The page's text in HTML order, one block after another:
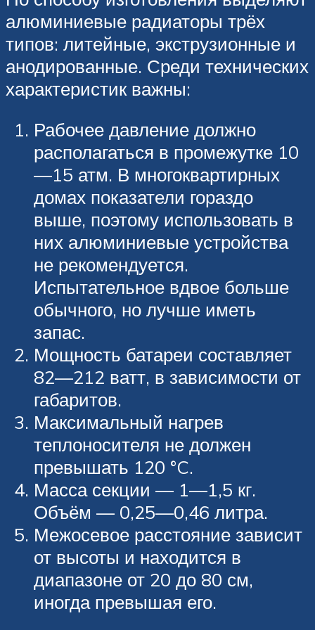
алюминиевые радиаторы трёх
типов: литейные, экструзионные и
анодированные. Среди технических
характеристик важны:
Рабочее давление должно
располагаться в промежутке 10
—15 атм. В многоквартирных
домах показатели гораздо
выше, поэтому использовать в
них алюминиевые устройства
не рекомендуется.
Испытательное вдвое больше
обычного, но лучше иметь
запас.
Мощность батареи составляет
82—212 ватт, в зависимости от
габаритов.
Максимальный нагрев
теплоносителя не должен
превышать 120 °C.
Масса секции — 1—1,5 кг.
Объём — 0,25—0,46 литра.
Межосевое расстояние зависит
от высоты и находится в
диапазоне от 20 до 80 см,
иногда превышая его.